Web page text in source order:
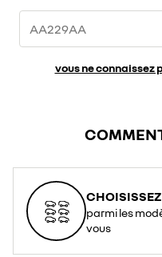
vous ne
parmi les
vous